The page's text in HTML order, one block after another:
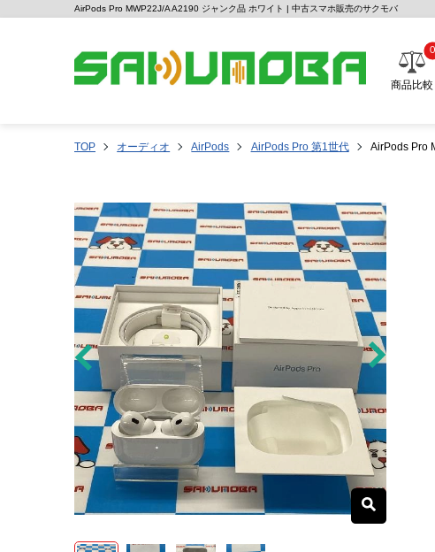
AirPods Pro MWP22J/A A2190 ジャンク品 ホワイト | 中古スマホ販売のサクモバ
商品比較
0
TOP オーディオ AirPods AirPods Pro 第1世代 AirPods Pro